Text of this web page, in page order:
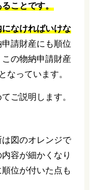
ことです。
なければいけな
請財産にも順位
の物納申請財産
なっています。
ご説明します。
図のオレンジで
容が細かくなり
位が付いた点も